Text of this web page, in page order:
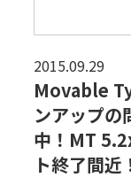
Movable
ンアップの
中！MT
ト終了間近
2015.09.29